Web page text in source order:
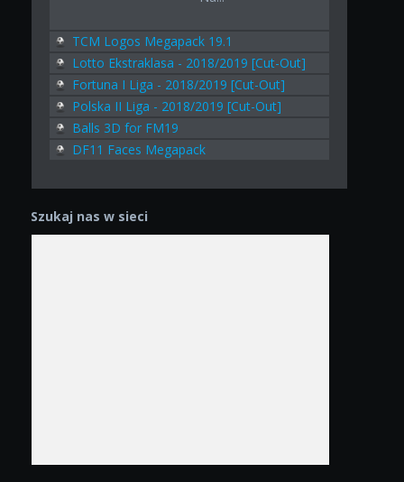
TCM Logos Megapack 19.1
Lotto Ekstraklasa - 2018/2019 [Cut-Out]
Fortuna I Liga - 2018/2019 [Cut-Out]
Polska II Liga - 2018/2019 [Cut-Out]
Balls 3D for FM19
DF11 Faces Megapack
Szukaj nas w sieci